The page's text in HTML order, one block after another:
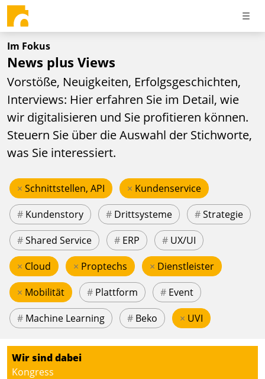
Im Fokus
News plus Views
Vorstöße, Neuigkeiten, Erfolgsgeschichten,
Interviews: Hier erfahren Sie im Detail, wie
wir digitalisieren und Sie profitieren können.
Steuern Sie über die Auswahl der Stichworte,
was Sie interessiert.
× Schnittstellen, API × Kundenservice
# Kundenstory # Drittsysteme #Strategie
#Shared Service # ERP # UX/UI
× Cloud × Proptechs × Dienstleister
× Mobilität # Plattform # Event
# Machine Learning # Beko × UVI
Wir sind dabei
Kongress